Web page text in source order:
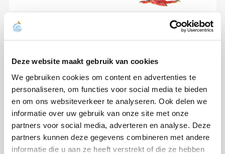
Deze website maakt gebruik van cookies
We gebruiken cookies om content en advertenties te
personaliseren, om functies voor social media te bieden
en om ons websiteverkeer te analyseren. Ook delen we
informatie over uw gebruik van onze site met onze
partners voor social media, adverteren en analyse. Deze
partners kunnen deze gegevens combineren met andere
informatie die u aan ze heeft verstrekt of die ze hebben